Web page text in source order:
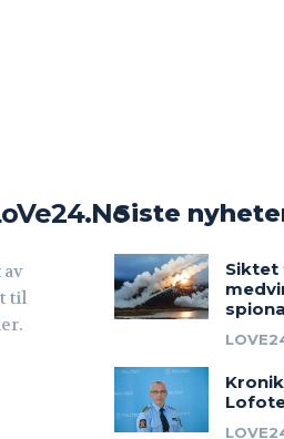
av
til
Siste
Siktet